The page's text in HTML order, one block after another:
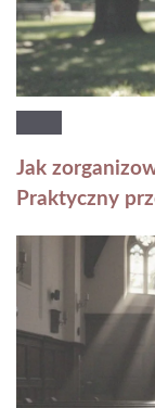
Jak
Praktyczny